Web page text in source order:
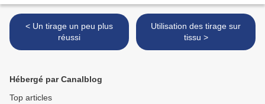
< Un tirage un peu plus
réussi
Utilisation des tirage sur
tissu >
Hébergé par Canalblog
Top articles